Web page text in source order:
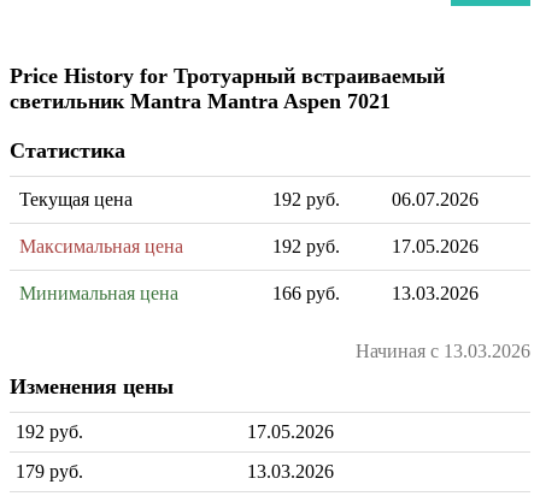
Price History for Тротуарный встраиваемый
светильник Mantra Mantra Aspen 7021
Статистика
Текущая цена 192 руб. 06.07.2026
Максимальная цена 192 руб. 17.05.2026
Минимальная цена 166 руб. 13.03.2026
Начиная с 13.03.2026
Изменения цены
192 руб.
17.05.2026
179 руб.
13.03.2026